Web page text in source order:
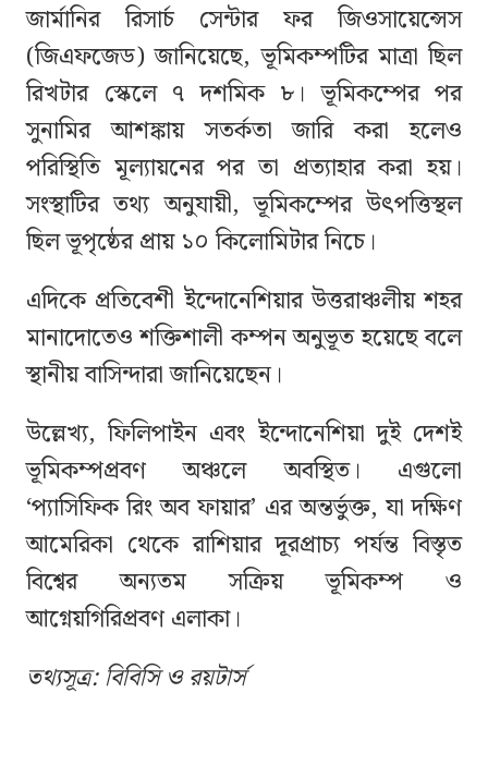
জার্মানির রিসার্চ সেন্টার ফর জিওসায়েন্সেস
(জিএফজেড) জানিয়েছে, ভূমিকম্পটির মাত্রা ছিল
রিখটার স্কেলে ৭ দশমিক ৮। ভূমিকম্পের পর
সুনামির আশঙ্কায় সতর্কতা জারি করা হলেও
পরিস্থিতি মূল্যায়নের পর তা প্রত্যাহার করা হয়।
সংস্থাটির তথ্য অনুযায়ী, ভূমিকম্পের উৎপত্তিস্থল
ছিল ভূপৃষ্ঠের প্রায় ১০ কিলোমিটার নিচে।
এদিকে প্রতিবেশী ইন্দোনেশিয়ার উত্তরাঞ্চলীয় শহর
মানাদোতেও শক্তিশালী কম্পন অনুভূত হয়েছে বলে
স্থানীয় বাসিন্দারা জানিয়েছেন।
উল্লেখ্য, ফিলিপাইন এবং ইন্দোনেশিয়া দুই দেশই
ভূমিকম্পপ্রবণ অঞ্চলে অবস্থিত। এগুলো
‘প্যাসিফিক রিং অব ফায়ার’ এর অন্তর্ভুক্ত, যা দক্ষিণ
আমেরিকা থেকে রাশিয়ার দূরপ্রাচ্য পর্যন্ত বিস্তৃত
বিশ্বের অন্যতম সক্রিয় ভূমিকম্প ও
আগ্নেয়গিরিপ্রবণ এলাকা।
তথ্যসূত্র: বিবিসি ও রয়টার্স